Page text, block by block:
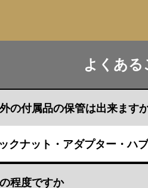
よくある
の付属品の保管は出来ます
クナット・アダプター・ハ
程度ですか